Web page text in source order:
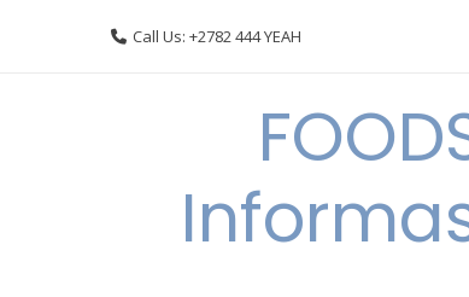
Call Us: +2782 444 YEAH